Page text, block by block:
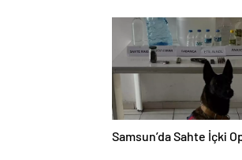
Samsun’da Sahte İçki